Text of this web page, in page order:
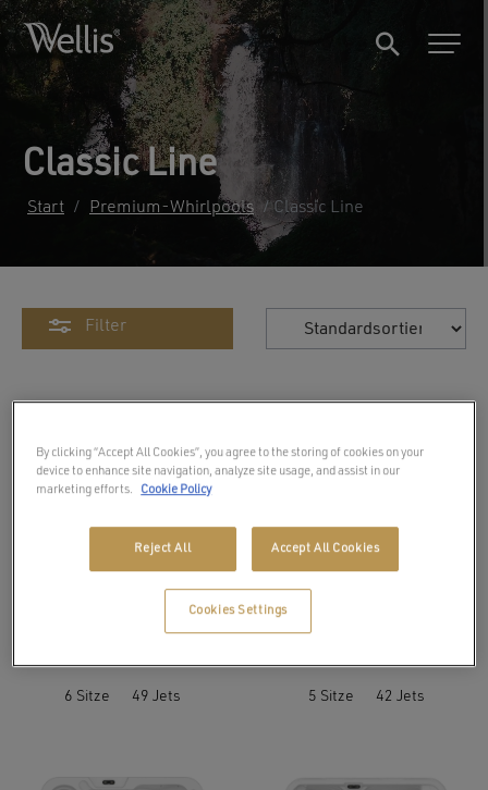
Classic Line
Start / Premium-Whirlpools / Classic Line
Filter
6 Sitze 49 Jets 5 Sitze 42 Jets
By clicking “Accept All Cookies”, you agree to the storing of cookies on your
device to enhance site navigation, analyze site usage, and assist in our
marketing efforts.
Cookie Policy
Reject All Accept All Cookies
Cookies Settings